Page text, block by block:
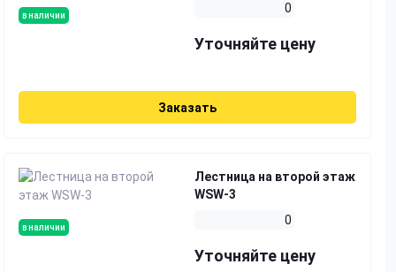
в наличии
0
Уточняйте цену
Заказать
в наличии
Лестница на второй этаж
WSW-3
0
Уточняйте цену